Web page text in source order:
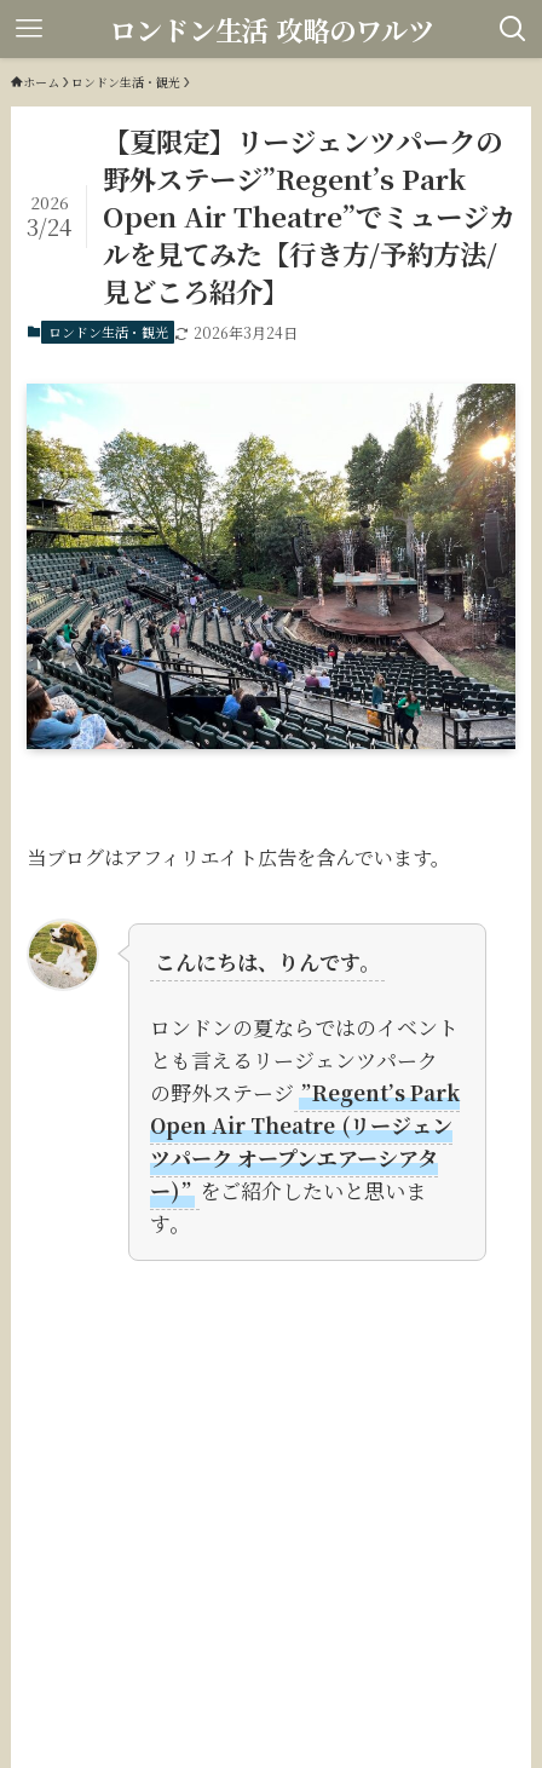
ロンドン生活 攻略のワルツ
ホーム ロンドン生活・観光
【夏限定】リージェンツパークの
野外ステージ”Regent’s Park
Open Air Theatre”でミュージカ
ルを見てみた【行き方/予約方法/
見どころ紹介】
2026
3/24
ロンドン生活・観光 2026年3月24日
当ブログはアフィリエイト広告を含んでいます。
こんにちは、りんです。
ロンドンの夏ならではのイベント
とも言えるリージェンツパーク
の野外ステージ ”Regent’s Park
Open Air Theatre(リージェン
ツパーク オープンエアーシアタ
ー)” をご紹介したいと思いま
す。